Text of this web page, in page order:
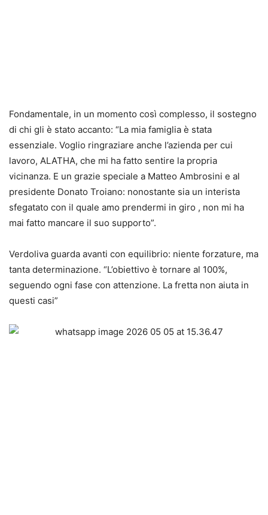
Fondamentale, in un momento così complesso, il sostegno
di chi gli è stato accanto: “La mia famiglia è stata
essenziale. Voglio ringraziare anche l’azienda per cui
lavoro, ALATHA, che mi ha fatto sentire la propria
vicinanza. E un grazie speciale a Matteo Ambrosini e al
presidente Donato Troiano: nonostante sia un interista
sfegatato con il quale amo prendermi in giro , non mi ha
mai fatto mancare il suo supporto”.
Verdoliva guarda avanti con equilibrio: niente forzature, ma
tanta determinazione. “L’obiettivo è tornare al 100%,
seguendo ogni fase con attenzione. La fretta non aiuta in
questi casi”